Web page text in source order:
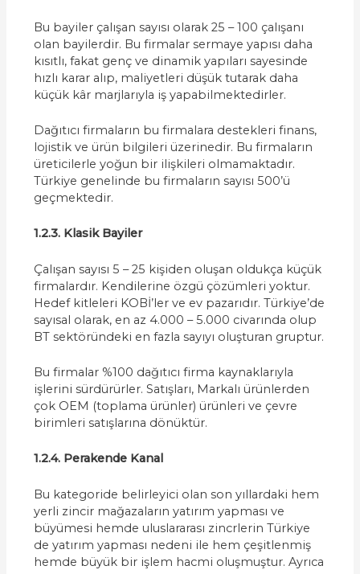
Bu bayiler çalışan sayısı olarak 25 – 100 çalışanı
olan bayilerdir. Bu firmalar sermaye yapısı daha
kısıtlı, fakat genç ve dinamik yapıları sayesinde
hızlı karar alıp, maliyetleri düşük tutarak daha
küçük kâr marjlarıyla iş yapabilmektedirler.
Dağıtıcı firmaların bu firmalara destekleri finans,
lojistik ve ürün bilgileri üzerinedir. Bu firmaların
üreticilerle yoğun bir ilişkileri olmamaktadır.
Türkiye genelinde bu firmaların sayısı 500’ü
geçmektedir.
1.2.3. Klasik Bayiler
Çalışan sayısı 5 – 25 kişiden oluşan oldukça küçük
firmalardır. Kendilerine özgü çözümleri yoktur.
Hedef kitleleri KOBİ’ler ve ev pazarıdır. Türkiye’de
sayısal olarak, en az 4.000 – 5.000 civarında olup
BT sektöründeki en fazla sayıyı oluşturan gruptur.
Bu firmalar %100 dağıtıcı firma kaynaklarıyla
işlerini sürdürürler. Satışları, Markalı ürünlerden
çok OEM (toplama ürünler) ürünleri ve çevre
birimleri satışlarına dönüktür.
1.2.4. Perakende Kanal
Bu kategoride belirleyici olan son yıllardaki hem
yerli zincir mağazaların yatırım yapması ve
büyümesi hemde uluslararası zincrlerin Türkiye
de yatırım yapması nedeni ile hem çeşitlenmiş
hemde büyük bir işlem hacmi oluşmuştur. Ayrıca